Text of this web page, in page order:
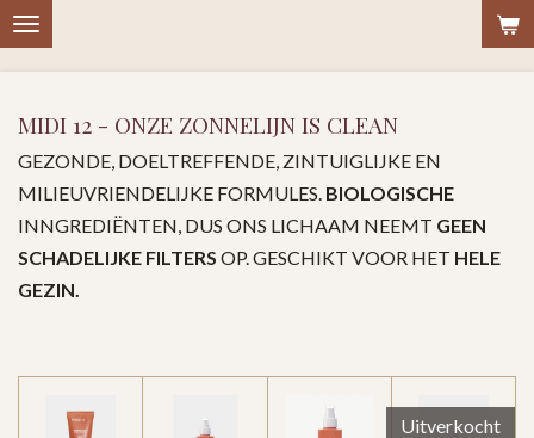
Ga
de
hoofdinhoud
MIDI 12 - ONZE ZONNELIJN IS CLEAN
GEZONDE, DOELTREFFENDE, ZINTUIGLIJKE EN
MILIEUVRIENDELIJKE FORMULES. BIOLOGISCHE
INNGREDIËNTEN, DUS ONS LICHAAM NEEMT GEEN
SCHADELIJKE FILTERS OP. GESCHIKT VOOR HET HELE
GEZIN.
Uitverkocht